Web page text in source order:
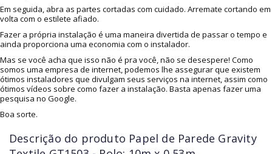
Em seguida, abra as partes cortadas com cuidado. Arremate cortando em
volta com o estilete afiado.
Fazer a própria instalação é uma maneira divertida de passar o tempo e
ainda proporciona uma economia com o instalador.
Mas se você acha que isso não é pra você, não se desespere! Como
somos uma empresa de internet, podemos lhe assegurar que existem
ótimos instaladores que divulgam seus serviços na internet, assim como
ótimos vídeos sobre como fazer a instalação. Basta apenas fazer uma
pesquisa no Google.
Boa sorte.
Descrição do produto Papel de Parede Gravity